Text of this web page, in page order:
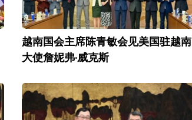
越南国会主席陈青敏会见美国驻越南
大使詹妮弗·威克斯